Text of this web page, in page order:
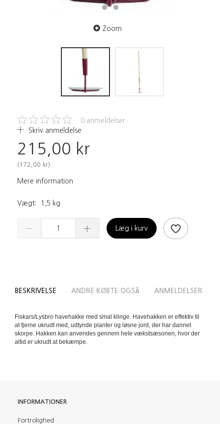
Zoom
0 anmeldelser
Skriv anmeldelse
215,00 kr
( 172,00 kr)
Mere information
Vægt: 1,5 kg
Læg i kurv
BESKRIVELSE ANDRE KØBTE OGSÅ ANMELDELSER
Fiskars/Lysbro havehakke med smal klinge. Havehakken er effektiv til
at fjerne ukrudt med, udtynde planter og løsne jord, der har dannet
skorpe. Hakken kan anvendes gennem hele vækstsæsonen, hvor der
altid er ukrudt at bekæmpe.
INFORMATIONER
Fortrolighed